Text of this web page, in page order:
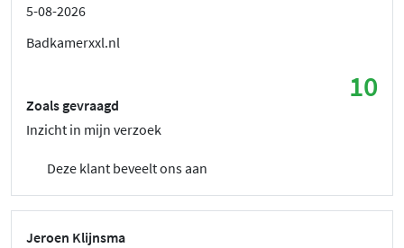
5-08-2026
Badkamerxxl.nl
10
Zoals gevraagd
Inzicht in mijn verzoek
Deze klant beveelt ons aan
Jeroen Klijnsma